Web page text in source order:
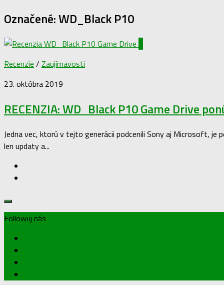
Označené:WD_Black P10
Recenzie / Zaujímavosti
23. októbra 2019
RECENZIA: WD_Black P10 Game Drive
Jedna vec, ktorú v tejto generácii podcenili Sony aj Microsoft, je
len updaty a...
Followuj nás